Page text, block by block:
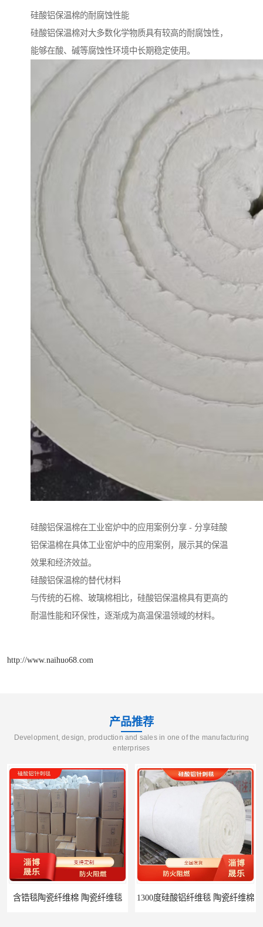
硅酸铝保温棉的耐腐蚀性能
硅酸铝保温棉对大多数化学物质具有较高的耐腐蚀性，
能够在酸、碱等腐蚀性环境中长期稳定使用。
硅酸铝保温棉在工业窑炉中的应用案例分享 - 分享硅酸
铝保温棉在具体工业窑炉中的应用案例，展示其的保温
效果和经济效益。
硅酸铝保温棉的替代材料
与传统的石棉、玻璃棉相比，硅酸铝保温棉具有更高的
耐温性能和环保性，逐渐成为高温保温领域的材料。
http://www.naihuo68.com
产品推荐
Development, design, production and sales in one of the manufacturing
enterprises
含锆毯陶瓷纤维棉 陶瓷纤维毯 1300度硅酸铝纤维毯 陶瓷纤维棉